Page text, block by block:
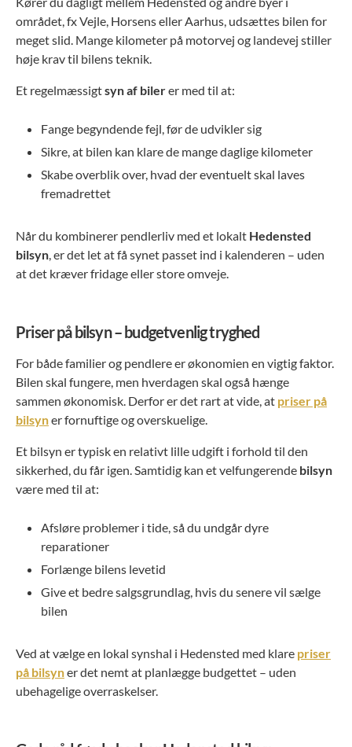
området, fx Vejle, Horsens eller Aarhus, udsættes bilen for
meget slid. Mange kilometer på motorvej og landevej stiller
høje krav til bilens teknik.
Et regelmæssigtsyn af bilerer med til at:
Fange begyndende fejl, før de udvikler sig
Sikre, at bilen kan klare de mange daglige kilometer
Skabe overblik over, hvad der eventuelt skal laves
fremadrettet
Når du kombinerer pendlerliv med et lokalt Hedensted
bilsyn, er det let at få synet passet ind i kalenderen – uden
at det kræver fridage eller store omveje.
Priser på bilsyn – budgetvenlig tryghed
For både familier og pendlere er økonomien en vigtig faktor.
Bilen skal fungere, men hverdagen skal også hænge
sammen økonomisk. Derfor er det rart at vide, at priser på
bilsyner fornuftige og overskuelige.
Et bilsyn er typisk en relativt lille udgift i forhold til den
sikkerhed, du får igen. Samtidig kan et velfungerende bilsyn
være med til at:
Afsløre problemer i tide, så du undgår dyre
reparationer
Forlænge bilens levetid
Give et bedre salgsgrundlag, hvis du senere vil sælge
bilen
Ved at vælge en lokal synshal i Hedensted med klare priser
på bilsyner det nemt at planlægge budgettet – uden
ubehagelige overraskelser.